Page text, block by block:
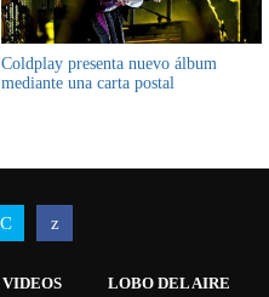
Coldplay presenta nuevo álbum
mediante una carta postal
VIDEOS LOBO DEL AIRE